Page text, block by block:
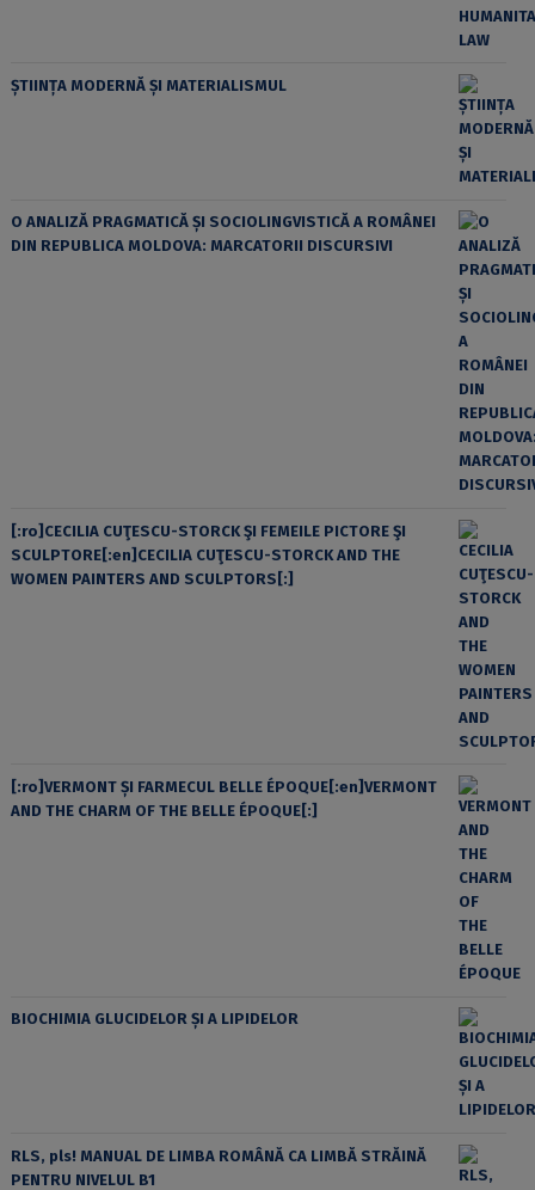
ȘTIINȚA MODERNĂ ȘI MATERIALISMUL
O ANALIZĂ PRAGMATICĂ ȘI SOCIOLINGVISTICĂ A ROMÂNEI
DIN REPUBLICA MOLDOVA: MARCATORII DISCURSIVI
[:ro]CECILIA CUŢESCU-STORCK ŞI FEMEILE PICTORE ŞI
SCULPTORE[:en]CECILIA CUŢESCU-STORCK AND THE
WOMEN PAINTERS AND SCULPTORS[:]
[:ro]VERMONT ȘI FARMECUL BELLE ÉPOQUE[:en]VERMONT
AND THE CHARM OF THE BELLE ÉPOQUE[:]
BIOCHIMIA GLUCIDELOR ȘI A LIPIDELOR
RLS, pls! MANUAL DE LIMBA ROMÂNĂ CA LIMBĂ STRĂINĂ
PENTRU NIVELUL B1